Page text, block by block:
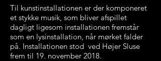
Til kunstinstallationen er der komponeret
et stykke musik, som bliver afspillet
dagligt ligesom installationen fremstår
som en lysinstallation, når mørket falder
på. Installationen stod ved Højer Sluse
frem til 19. november 2018.